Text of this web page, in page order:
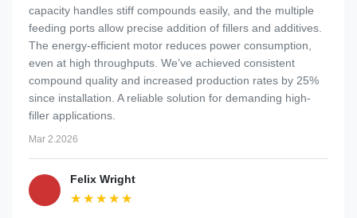
capacity handles stiff compounds easily, and the multiple
feeding ports allow precise addition of fillers and additives.
The energy-efficient motor reduces power consumption,
even at high throughputs. We’ve achieved consistent
compound quality and increased production rates by 25%
since installation. A reliable solution for demanding high-
filler applications.
Mar 2.2026
Felix Wright
★★★★★
★★★★★